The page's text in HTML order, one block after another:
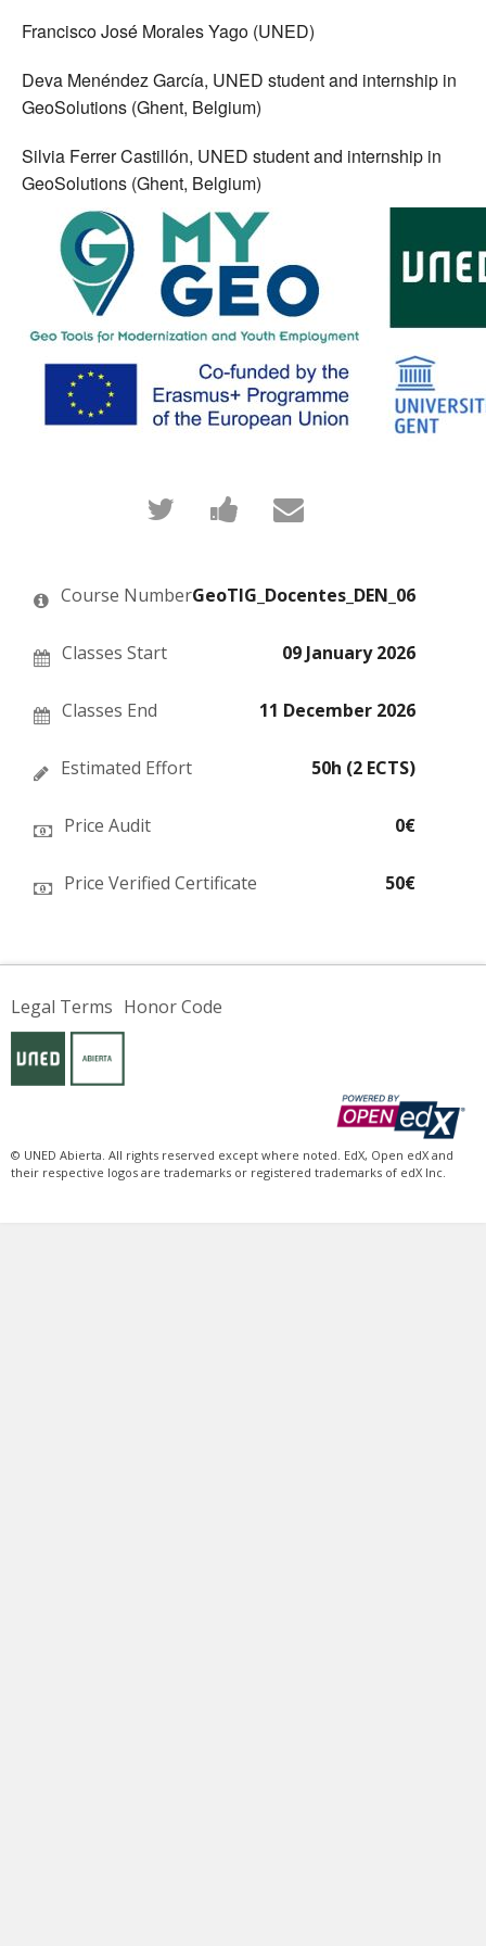
Francisco José Morales Yago (UNED)
Deva Menéndez García, UNED student and internship in
GeoSolutions (Ghent, Belgium)
Silvia Ferrer Castillón, UNED student and internship in
GeoSolutions (Ghent, Belgium)
Tweet
that
you've
this
course
Post
a Facebook
say
you've
this
course
Email
someone
to
enrolled
in
course
Course NumberGeoTIG_Docentes_DEN_06
Classes Start 09 January 2026
Classes End 11 December 2026
Estimated Effort 50h (2 ECTS)
Price Audit 0€
Price Verified Certificate 50€
Legal Terms Honor Code
© UNED Abierta. All rights reserved except where noted. EdX, Open edX and
their respective logos are trademarks or registered trademarks of edX Inc.